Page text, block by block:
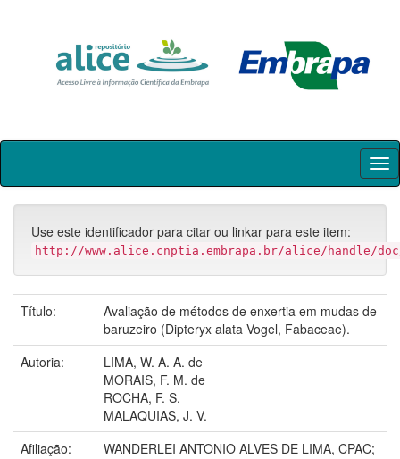
Skip
Use este identificador para citar ou linkar para este item:
http://www.alice.cnptia.embrapa.br/alice/handle/doc/
Título:
Avaliação de métodos de enxertia em mudas de
baruzeiro (Dipteryx alata Vogel, Fabaceae).
Autoria:
LIMA, W. A. A. de
MORAIS, F. M. de
ROCHA, F. S.
MALAQUIAS, J. V.
Afiliação:
WANDERLEI ANTONIO ALVES DE LIMA, CPAC;